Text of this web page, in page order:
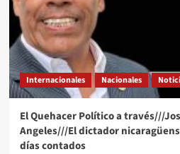
Internacionales Nacionales
El Quehacer Político a través///
Angeles///El dictador
días contados